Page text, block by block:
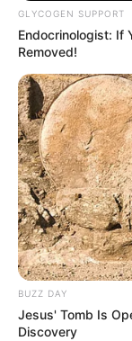
My
Ririn
17 Agustus
Penuh komedi!
Cerita
Pemain
Akting
Musik
GLYCOGEN SUPPORT
Endocrinologist: If
Removed!
BUZZ DAY
Jesus' Tomb Is
Discovery